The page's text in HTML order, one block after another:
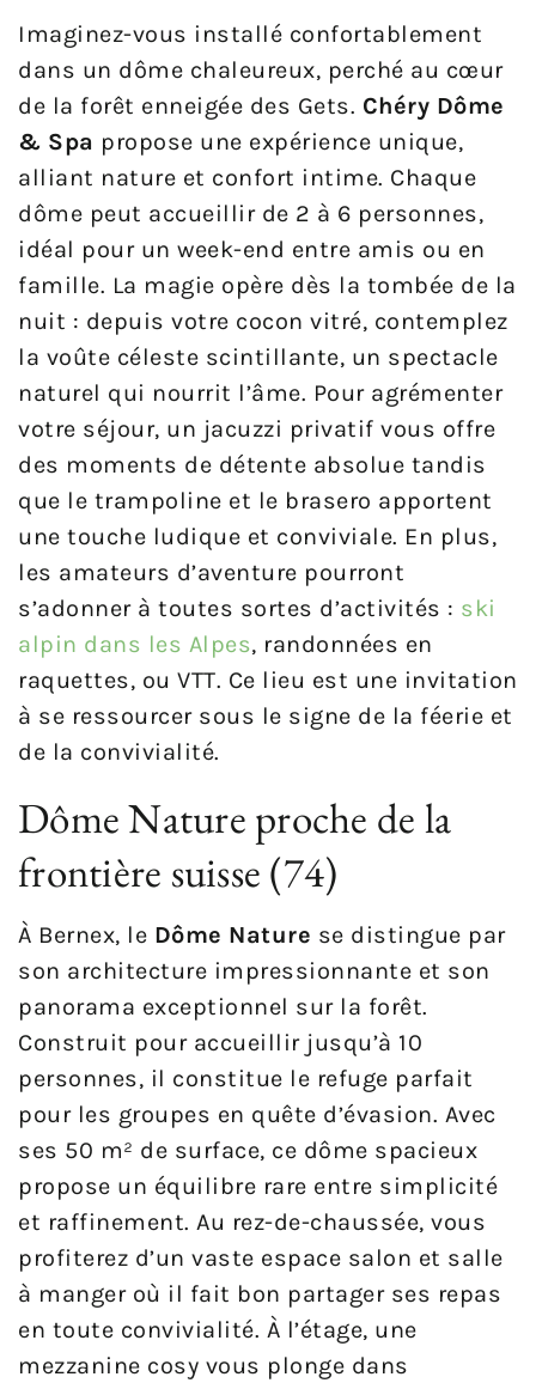
Imaginez-vous installé confortablement
dans un dôme chaleureux, perché au cœur
de la forêt enneigée des Gets. Chéry Dôme
& Spa propose une expérience unique,
alliant nature et confort intime. Chaque
dôme peut accueillir de 2 à 6 personnes,
idéal pour un week-end entre amis ou en
famille. La magie opère dès la tombée de la
nuit : depuis votre cocon vitré, contemplez
la voûte céleste scintillante, un spectacle
naturel qui nourrit l’âme. Pour agrémenter
votre séjour, un jacuzzi privatif vous offre
des moments de détente absolue tandis
que le trampoline et le brasero apportent
une touche ludique et conviviale. En plus,
les amateurs d’aventure pourront
s’adonner à toutes sortes d’activités : ski
alpin dans les Alpes, randonnées en
raquettes, ou VTT. Ce lieu est une invitation
à se ressourcer sous le signe de la féerie et
de la convivialité.
Dôme Nature proche de la
frontière suisse (74)
À Bernex, le Dôme Nature se distingue par
son architecture impressionnante et son
panorama exceptionnel sur la forêt.
Construit pour accueillir jusqu’à 10
personnes, il constitue le refuge parfait
pour les groupes en quête d’évasion. Avec
ses 50 m² de surface, ce dôme spacieux
propose un équilibre rare entre simplicité
et raffinement. Au rez-de-chaussée, vous
profiterez d’un vaste espace salon et salle
à manger où il fait bon partager ses repas
en toute convivialité. À l’étage, une
mezzanine cosy vous plonge dans